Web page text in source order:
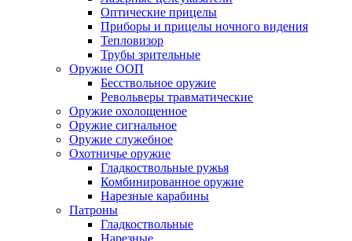
Оптические прицелы
Приборы и прицелы ночного видения
Тепловизор
Трубы зрительные
Оружие ООП
Бесствольное оружие
Револьверы травматические
Оружие охолощенное
Оружие сигнальное
Оружие служебное
Охотничье оружие
Гладкоствольные ружья
Комбинированное оружие
Нарезные карабины
Патроны
Гладкоствольные
Нарезные